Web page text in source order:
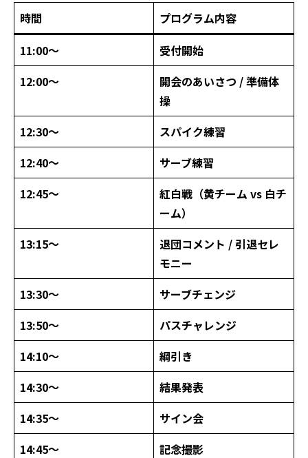
時間
プログラム内容
11:00〜
受付開始
12:00〜
開会のあいさつ / 準備体
操
12:30〜
スパイク練習
12:40〜
サーブ練習
12:45〜
紅白戦（黄チーム vs 白チ
ーム）
13:15〜
退団コメント / 引退セレ
モニー
13:30〜
サーブチェンジ
13:50〜
パスチャレンジ
14:10〜
綱引き
14:30〜
結果発表
14:35〜
サイン会
14:45〜
記念撮影